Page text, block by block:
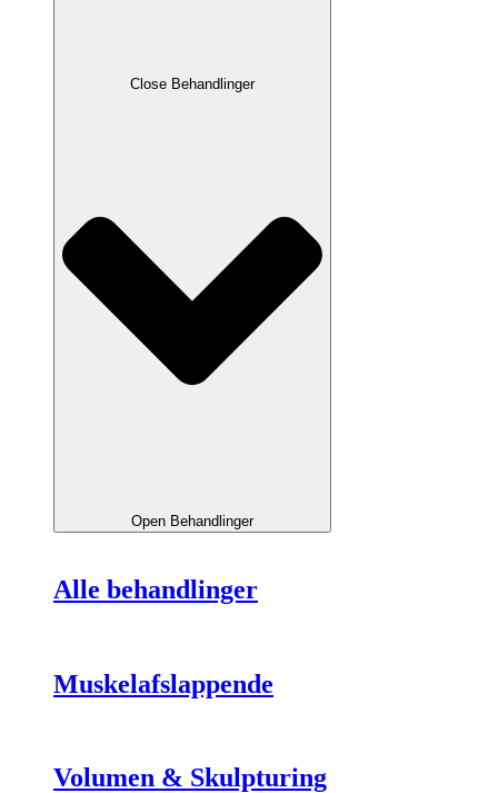
Close Behandlinger
Open Behandlinger
Alle behandlinger
Muskelafslappende
Volumen & Skulpturing